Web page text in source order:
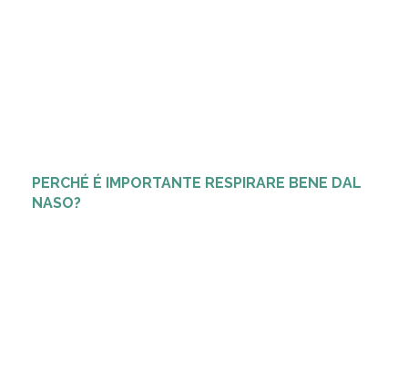
PERCHÉ É IMPORTANTE RESPIRARE BENE DAL
NASO?